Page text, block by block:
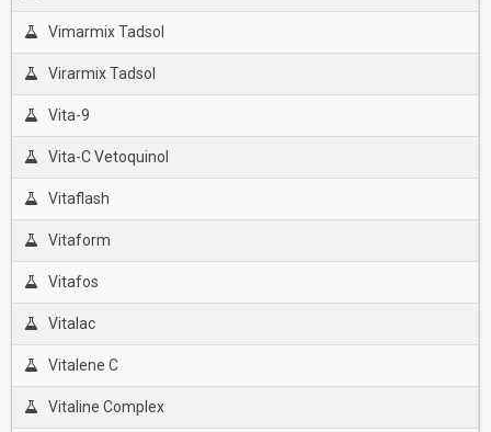
Vimarmix Tadsol
Virarmix Tadsol
Vita-9
Vita-C Vetoquinol
Vitaflash
Vitaform
Vitafos
Vitalac
Vitalene C
Vitaline Complex